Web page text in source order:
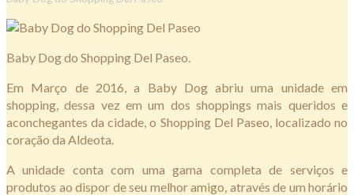
Baby Dog do Shopping Del Paseo.
Em Março de 2016, a Baby Dog abriu uma unidade em
shopping, dessa vez em um dos shoppings mais queridos e
aconchegantes da cidade, o Shopping Del Paseo, localizado no
coração da Aldeota.
A unidade conta com uma gama completa de serviços e
produtos ao dispor de seu melhor amigo, através de um horário